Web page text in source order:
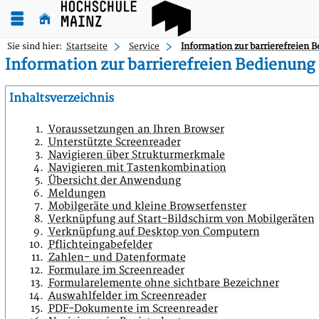
Sie sind hier: Startseite Service Information zur barrierefreien
Information zur barrierefreien Bedienung
Inhaltsverzeichnis
Voraussetzungen an Ihren Browser
Unterstützte Screenreader
Navigieren über Strukturmerkmale
Navigieren mit Tastenkombination
Übersicht der Anwendung
Meldungen
Mobilgeräte und kleine Browserfenster
Verknüpfung auf Start-Bildschirm von Mobilgeräten
Verknüpfung auf Desktop von Computern
Pflichteingabefelder
Zahlen- und Datenformate
Formulare im Screenreader
Formularelemente ohne sichtbare Bezeichner
Auswahlfelder im Screenreader
PDF-Dokumente im Screenreader